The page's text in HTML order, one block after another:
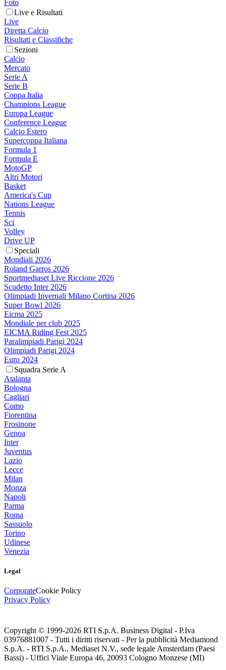
Foto
Live e Risultati
Live
Diretta Calcio
Risultati e Classifiche
Sezioni
Calcio
Mercato
Serie A
Serie B
Coppa Italia
Champions League
Europa League
Conference League
Calcio Estero
Supercoppa Italiana
Formula 1
Formula E
MotoGP
Altri Motori
Basket
America's Cup
Nations League
Tennis
Sci
Volley
Drive UP
Speciali
Mondiali 2026
Roland Garros 2026
Sportmediaset Live Riccione 2026
Scudetto Inter 2026
Olimpiadi Invernali Milano Cortina 2026
Super Bowl 2026
Eicma 2025
Mondiale per club 2025
EICMA Riding Fest 2025
Paralimpiadi Parigi 2024
Olimpiadi Parigi 2024
Euro 2024
Squadra Serie A
Atalanta
Bologna
Cagliari
Como
Fiorentina
Frosinone
Genoa
Inter
Juventus
Lazio
Lecce
Milan
Monza
Napoli
Parma
Roma
Sassuolo
Torino
Udinese
Venezia
Legal
CorporateCookie Policy
Privacy Policy
Copyright © 1999-2026 RTI S.p.A. Business Digital - P.Iva
03976881007 - Tutti i diritti riservati - Per la pubblicità Mediamond
S.p.A. - RTI S.p.A., Mediaset N.V., sede legale Amsterdam (Paesi
Bassi) - Uffici Viale Europa 46, 20093 Cologno Monzese (MI)